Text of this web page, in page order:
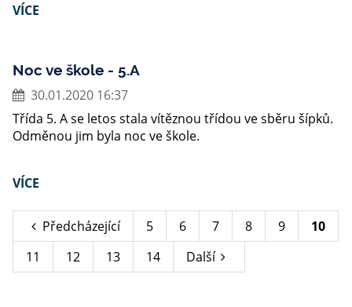
VÍCE
Noc ve škole - 5.A
30.01.2020 16:37
Třída 5. A se letos stala vítěznou třídou ve sběru šípků.
Odměnou jim byla noc ve škole.
VÍCE
Předcházející 5 6 7 8 9
10
11
12 13 14 Další